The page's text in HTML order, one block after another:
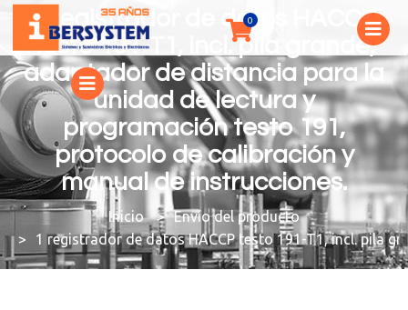
1 registrador de datos HACCP
testo 191-T1, incl. pila grande,
adaptador de distancia para la
unidad de lectura y
programación testo 191,
protocolo de calibración y
manual de instrucciones.
You are here:
Envío del producto
1 registrador de datos HACCP testo 191-T1, incl. pila